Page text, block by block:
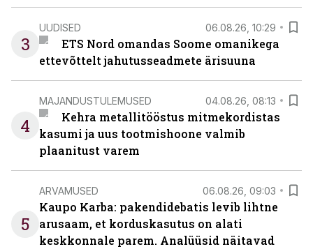
3
UUDISED 06.08.26, 10:29
ETS Nord omandas Soome omanikega
ettevõttelt jahutusseadmete ärisuuna
4
MAJANDUSTULEMUSED 04.08.26, 08:13
Kehra metallitööstus mitmekordistas
kasumi ja uus tootmishoone valmib
plaanitust varem
5
ARVAMUSED 06.08.26, 09:03
Kaupo Karba: pakendidebatis levib lihtne
arusaam, et korduskasutus on alati
keskkonnale parem. Analüüsid näitavad